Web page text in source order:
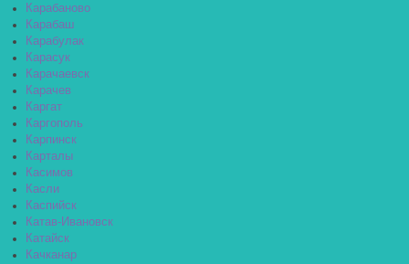
Карабаново
Карабаш
Карабулак
Карасук
Карачаевск
Карачев
Каргат
Каргополь
Карпинск
Карталы
Касимов
Касли
Каспийск
Катав-Ивановск
Катайск
Качканар